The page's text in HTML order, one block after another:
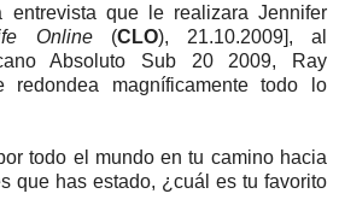
entrevista que le realizara Jennifer
Online(CLO), 21.10.2009], al
Absoluto Sub 20 2009, Ray
magníficamente todo lo
todo el mundo en tu camino hacia
que has estado, ¿cuál es tu favorito